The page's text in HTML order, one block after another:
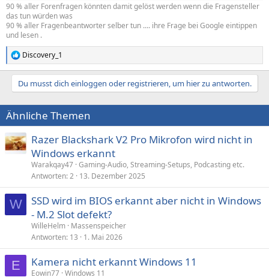
90 % aller Forenfragen könnten damit gelöst werden wenn die Fragensteller
das tun würden was
90 % aller Fragenbeantworter selber tun .... ihre Frage bei Google eintippen
und lesen .
R
e
a
i
o
n
e
n
Discovery_1
Du musst dich einloggen oder registrieren, um hier zu antworten.
Ähnliche Themen
Razer Blackshark V2 Pro Mikrofon wird nicht in
Windows erkannt
Warakqay47 Gaming-Audio, Streaming-Setups, Podcasting etc.
Antworten 2 13. Dezember 2025
W
SSD wird im BIOS erkannt aber nicht in Windows
- M.2 Slot defekt?
WilleHelm Massenspeicher
Antworten 13 1. Mai 2026
E Kamera nicht erkannt Windows 11
Eowin77 Windows 11